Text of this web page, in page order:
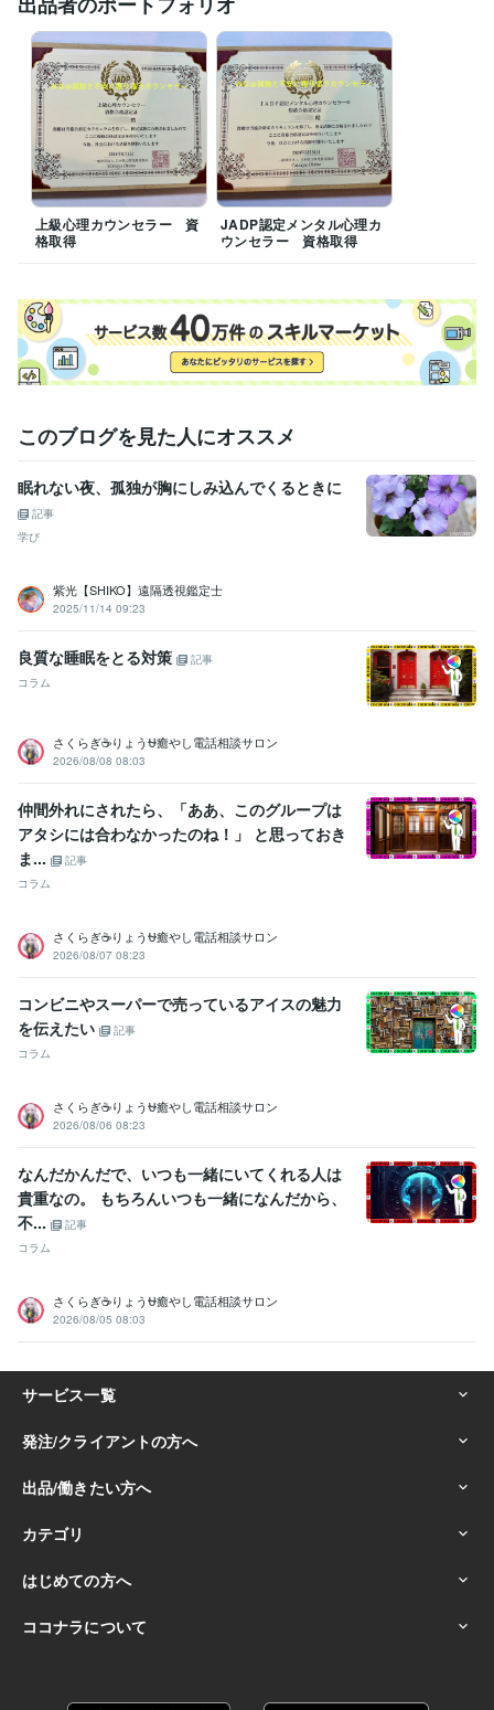
プログラミング言語・フレームワーク
HTML:5年
ビジネス・クリエイティブツール
WordPress:5年Excel:18年Google スプレッドシート:5年
Google スライド:5年
Google ドキュメント:5年PowerPoint:18年
Word:18年BASE:5年freee:5年 Google Analytics:5年ChatGPT:2年
Adobe Photoshop:5年 GIMP:5年Canva:5年
得意分野
悩み相談・カウンセリング 悩み相談
上級心理カウンセラー 資
格取得
JADP認定メンタル心理カ
ウンセラー 資格取得
このブログを見た人にオススメ
眠れない夜、孤独が胸にしみ込んでくるときに
記事
学び
紫光【SHIKO】遠隔透視鑑定士
2025/11/14 09:23
良質な睡眠をとる対策
記事
コラム
さくらぎ☕りょう⛎癒やし電話相談サロン
2026/08/08 08:03
仲間外れにされたら、「ああ、このグループは
アタシには合わなかったのね！」 と思っておき
ま...
記事
コラム
さくらぎ☕りょう⛎癒やし電話相談サロン
2026/08/07 08:23
コンビニやスーパーで売っているアイスの魅力
を伝えたい
記事
コラム
さくらぎ☕りょう⛎癒やし電話相談サロン
2026/08/06 08:23
なんだかんだで、いつも一緒にいてくれる人は
貴重なの。 もちろんいつも一緒になんだから、
不...
記事
コラム
さくらぎ☕りょう⛎癒やし電話相談サロン
2026/08/05 08:03